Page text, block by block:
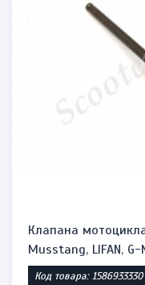
Клапана мотоцикла
Musstang, LIFAN, G-
Код товара: 1586933330